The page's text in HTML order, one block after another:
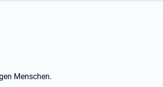
Menschen.